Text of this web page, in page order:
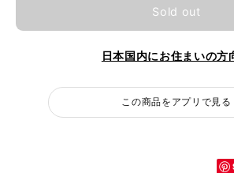
Sold out
日本国内にお住まいの方
この商品をアプリで見る